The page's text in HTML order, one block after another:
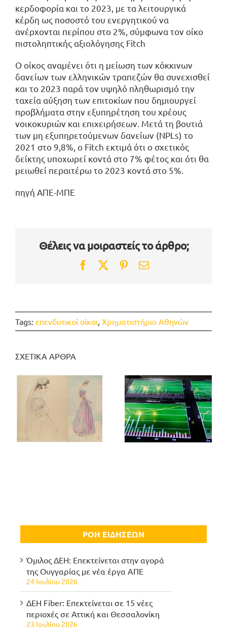
κερδοφορία και το 2023, με τα λειτουργικά
κέρδη ως ποσοστό του ενεργητικού να
ανέρχονται περίπου στο 2%, σύμφωνα τον οίκο
πιστοληπτικής αξιολόγησης Fitch
Ο οίκος αναμένει ότι η μείωση των κόκκινων
δανείων των ελληνικών τραπεζών θα συνεχισθεί
και το 2023 παρά τον υψηλό πληθωρισμό την
ταχεία αύξηση των επιτοκίων που δημιουργεί
προβλήματα στην εξυπηρέτηση του χρέους
νοικοκυριών και επιχειρήσεων. Μετά τη βουτιά
των μη εξυπηρετούμενων δανείων (NPLs) το
2021 στο 9,8%, ο Fitch εκτιμά ότι ο σχετικός
δείκτης υποχωρεί κοντά στο 7% φέτος και ότι θα
μειωθεί περαιτέρω το 2023 κοντά στο 5%.
πηγή ΑΠΕ-ΜΠΕ
Θέλεις να μοιραστείς το άρθρο;
Facebook
TwitterPinterest
Email
Tags: επενδυτικοί οίκοι, Χρηματιστήριο Aθηνών
ΣΧΕΤΙΚΑ ΑΡΘΡΑ
ΡΟΗ ΕΙΔΗΣΕΩΝ
Όμιλος ΔΕΗ: Επεκτείνεται στην αγορά
της Ουγγαρίας με νέα έργα ΑΠΕ
24 Ιουλίου 2026
ΔΕΗ Fiber: Επεκτείνεται σε 15 νέες
περιοχές σε Αττική και Θεσσαλονίκη
23 Ιουλίου 2026